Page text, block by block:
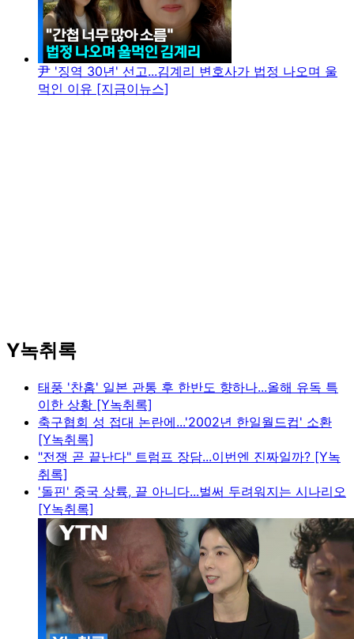
尹 '징역 30년' 선고...김계리 변호사가 법정 나오며 울
먹인 이유 [지금이뉴스]
Y녹취록
태풍 '찬홈' 일본 관통 후 한반도 향하나...올해 유독 특
이한 상황 [Y녹취록]
축구협회 성 접대 논란에...'2002년 한일월드컵' 소환
[Y녹취록]
"전쟁 곧 끝난다" 트럼프 장담...이번엔 진짜일까? [Y녹
취록]
'돌핀' 중국 상륙, 끝 아니다...벌써 두려워지는 시나리오
[Y녹취록]